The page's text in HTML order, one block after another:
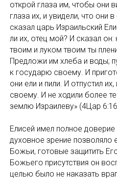
открой глаза им, чтобы они
глаза их, и увидели, что они
сказал царь Израильский
ли их, отец мой? И сказал
твоим и луком твоим ты
Предложи им хлеба и воды;
к государю своему. И
они ели и пили. И отпустил
своему. И не ходили более
землю Израилеву» (4Цар
Елисей имел полное
духовное зрение позволяло
Божьи, готовые защитить
Божьего присутствия он
целью было не наказать